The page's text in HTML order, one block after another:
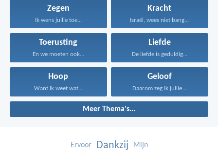
Zegen
Ik wens jullie toe...
Kracht
Israël, wees niet bang...
Toerusting
En we moeten ook...
Liefde
De liefde is geduldig...
Hoop
Want Ik weet wat...
Geloof
Daarom zeg Ik jullie...
Meer Thema's...
Ervoor Dankzij Mijn